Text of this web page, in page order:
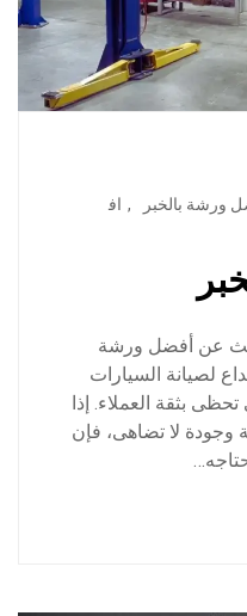
ورشة بالخبر , اف
عن أفضل ورشة
لصيانة السيارات
بثقة العملاء. إذا
لا تضاهى، فإن